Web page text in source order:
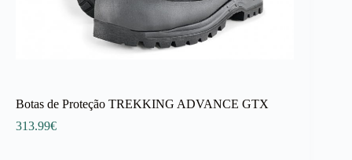
Botas de Proteção TREKKING ADVANCE GTX
313.99€